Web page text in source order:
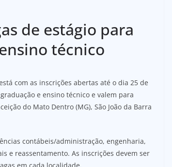
de estágio para
técnico
com as inscrições abertas até o dia 25 de
e ensino técnico e valem para
do Mato Dentro (MG), São João da Barra
contábeis/administração, engenharia,
e reassentamento. As inscrições devem ser